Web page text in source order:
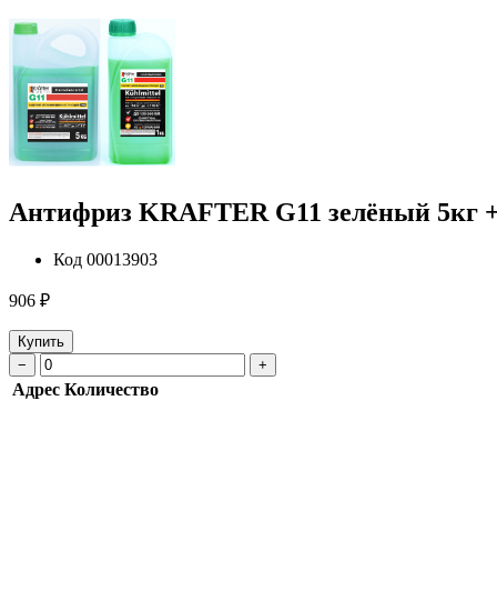
Антифриз KRAFTER G11 зелёный
Код 00013903
906 ₽
Купить
−
+
Адрес Количество